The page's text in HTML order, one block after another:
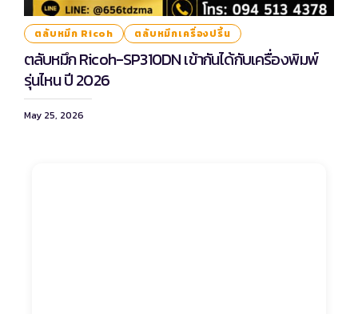
ตลับหมึก Ricoh ตลับหมึกเครื่องปริ้น
ตลับหมึก Ricoh-SP310DN เข้ากันได้กับเครื่องพิมพ์
รุ่นไหน ปี 2026
May 25, 2026